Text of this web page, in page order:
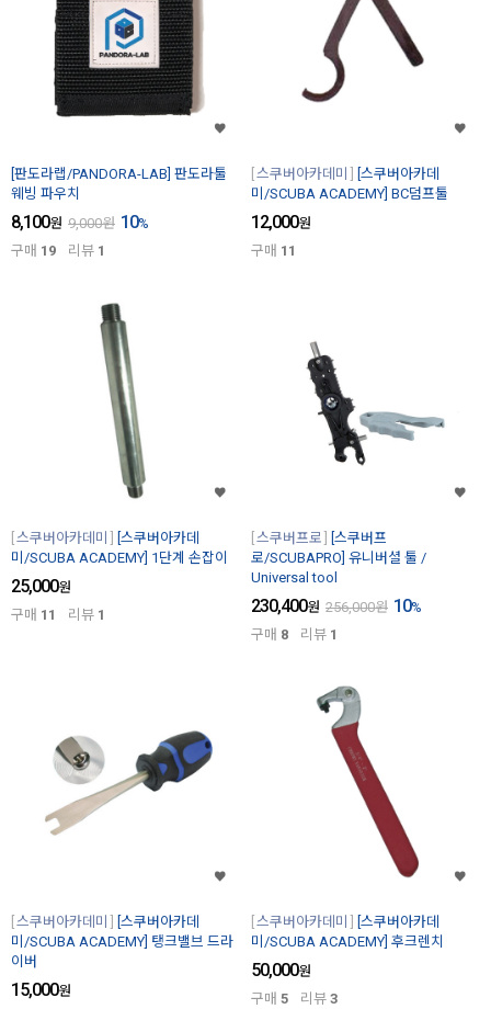
[판도라랩/PANDORA-LAB] 판도라툴
웨빙 파우치
8,100원 9,000원 10%
구매 19 리뷰 1
스쿠버아카데미
[스쿠버아카데
미/SCUBA ACADEMY] BC덤프툴
12,000원
구매 11
스쿠버아카데미
[스쿠버아카데
미/SCUBA ACADEMY] 1단계 손잡이
25,000원
구매 11 리뷰 1
스쿠버프로
[스쿠버프
로/SCUBAPRO] 유니버셜 툴 /
Universal tool
230,400원 256,000원 10%
구매 8 리뷰 1
스쿠버아카데미
[스쿠버아카데
미/SCUBA ACADEMY] 탱크밸브 드라
이버
15,000원
스쿠버아카데미
[스쿠버아카데
미/SCUBA ACADEMY] 후크렌치
50,000원
구매 5 리뷰 3